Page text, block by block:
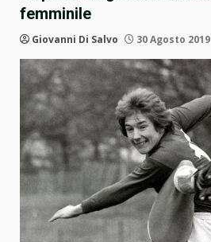
femminile
Giovanni Di Salvo 30 Agosto 2019